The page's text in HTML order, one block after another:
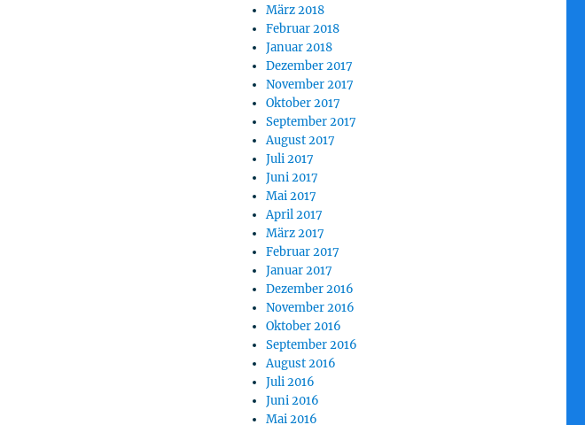
März 2018
Februar 2018
Januar 2018
Dezember 2017
November 2017
Oktober 2017
September 2017
August 2017
Juli 2017
Juni 2017
Mai 2017
April 2017
März 2017
Februar 2017
Januar 2017
Dezember 2016
November 2016
Oktober 2016
September 2016
August 2016
Juli 2016
Juni 2016
Mai 2016